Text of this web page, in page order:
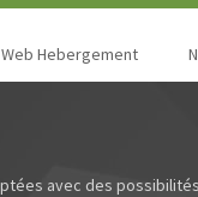
Web Hebergement
avec des